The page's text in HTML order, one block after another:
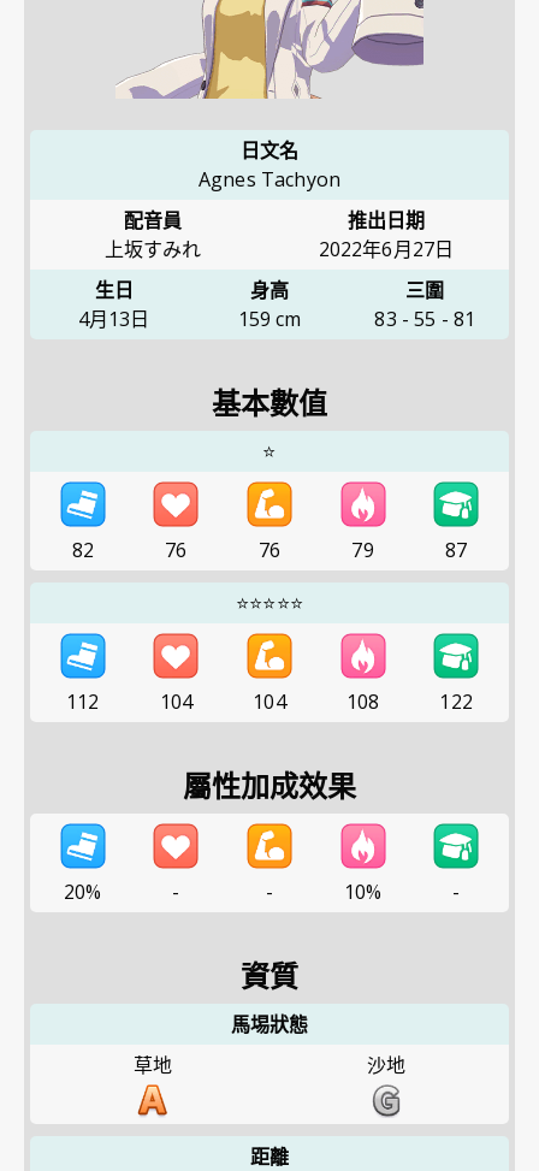
日文名
Agnes Tachyon
配音員
上坂すみれ
推出日期
2022年6月27日
生日
4月13日
身高
159 cm
三圍
83 -55 - 81
基本數值
⭐
82 76 76 79
87
⭐⭐⭐⭐⭐
112 104 104 108 122
屬性加成效果
20% - - 10% -
資質
馬埸狀態
草地
沙地
距離